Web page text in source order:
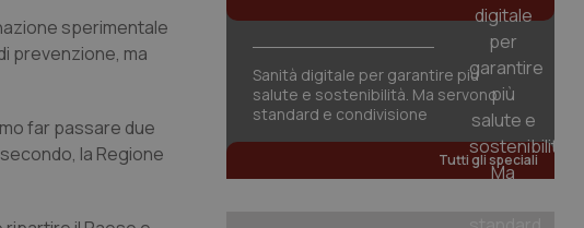
sperimentale
prevenzione, ma
far passare due
la Regione
Sanità digitale per garantire più
salute e sostenibilità. Ma servono
standard e condivisione
Tutti gli speciali